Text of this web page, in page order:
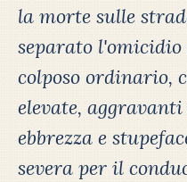
la morte sulle
separato
colposo ordinario,
elevate,
ebbrezza e
severa per il